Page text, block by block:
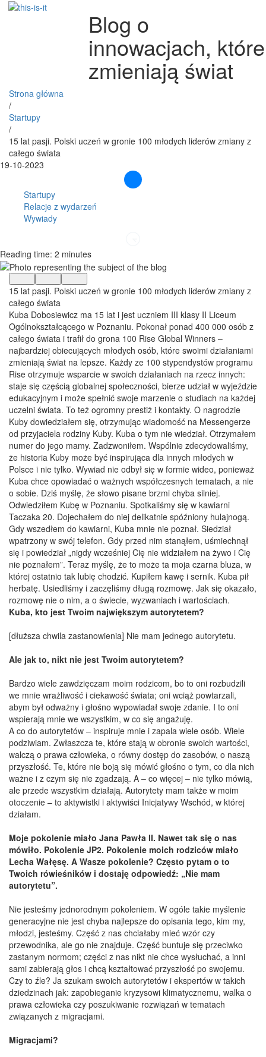
Blog o
innowacjach, które
zmieniają świat
Strona główna
/
Startupy
/
15 lat pasji. Polski uczeń w gronie 100 młodych liderów zmiany z
całego świata
19-10-2023
Startupy
Relacje z wydarzeń
Wywiady
Reading time: 2 minutes
15 lat pasji. Polski uczeń w gronie 100 młodych liderów zmiany z
całego świata
Kuba Dobosiewicz ma 15 lat i jest uczniem III klasy II Liceum
Ogólnokształcącego w Poznaniu. Pokonał ponad 400 000 osób z
całego świata i trafił do grona 100 Rise Global Winners –
najbardziej obiecujących młodych osób, które swoimi działaniami
zmieniają świat na lepsze. Każdy ze 100 stypendystów programu
Rise otrzymuje wsparcie w swoich działaniach na rzecz innych:
staje się częścią globalnej społeczności, bierze udział w wyjeździe
edukacyjnym i może spełnić swoje marzenie o studiach na każdej
uczelni świata. To też ogromny prestiż i kontakty. O nagrodzie
Kuby dowiedziałem się, otrzymując wiadomość na Messengerze
od przyjaciela rodziny Kuby. Kuba o tym nie wiedział. Otrzymałem
numer do jego mamy. Zadzwoniłem. Wspólnie zdecydowaliśmy,
że historia Kuby może być inspirująca dla innych młodych w
Polsce i nie tylko. Wywiad nie odbył się w formie wideo, ponieważ
Kuba chce opowiadać o ważnych współczesnych tematach, a nie
o sobie. Dziś myślę, że słowo pisane brzmi chyba silniej.
Odwiedziłem Kubę w Poznaniu. Spotkaliśmy się w kawiarni
Taczaka 20. Dojechałem do niej delikatnie spóźniony hulajnogą.
Gdy wszedłem do kawiarni, Kuba mnie nie poznał. Siedział
wpatrzony w swój telefon. Gdy przed nim stanąłem, uśmiechnął
się i powiedział „nigdy wcześniej Cię nie widziałem na żywo i Cię
nie poznałem”. Teraz myślę, że to może ta moja czarna bluza, w
której ostatnio tak lubię chodzić. Kupiłem kawę i sernik. Kuba pił
herbatę. Usiedliśmy i zaczęliśmy długą rozmowę. Jak się okazało,
rozmowę nie o nim, a o świecie, wyzwaniach i wartościach.
Kuba, kto jest Twoim największym autorytetem?
[dłuższa chwila zastanowienia] Nie mam jednego autorytetu.
Ale jak to, nikt nie jest Twoim autorytetem?
Bardzo wiele zawdzięczam moim rodzicom, bo to oni rozbudzili
we mnie wrażliwość i ciekawość świata; oni wciąż powtarzali,
abym był odważny i głośno wypowiadał swoje zdanie. I to oni
wspierają mnie we wszystkim, w co się angażuję.
A co do autorytetów – inspiruje mnie i zapala wiele osób. Wiele
podziwiam. Zwłaszcza te, które stają w obronie swoich wartości,
walczą o prawa człowieka, o równy dostęp do zasobów, o naszą
przyszłość. Te, które nie boją się mówić głośno o tym, co dla nich
ważne i z czym się nie zgadzają. A – co więcej – nie tylko mówią,
ale przede wszystkim działają. Autorytety mam także w moim
otoczenie – to aktywistki i aktywiści Inicjatywy Wschód, w której
działam.
Moje pokolenie miało Jana Pawła II. Nawet tak się o nas
mówiło. Pokolenie JP2. Pokolenie moich rodziców miało
Lecha Wałęsę. A Wasze pokolenie? Często pytam o to
Twoich rówieśników i dostaję odpowiedź: „Nie mam
autorytetu”.
Nie jesteśmy jednorodnym pokoleniem. W ogóle takie myślenie
generacyjne nie jest chyba najlepsze do opisania tego, kim my,
młodzi, jesteśmy. Część z nas chciałaby mieć wzór czy
przewodnika, ale go nie znajduje. Część buntuje się przeciwko
zastanym normom; części z nas nikt nie chce wysłuchać, a inni
sami zabierają głos i chcą kształtować przyszłość po swojemu.
Czy to źle? Ja szukam swoich autorytetów i ekspertów w takich
dziedzinach jak: zapobieganie kryzysowi klimatycznemu, walka o
prawa człowieka czy poszukiwanie rozwiązań w tematach
związanych z migracjami.
Migracjami?